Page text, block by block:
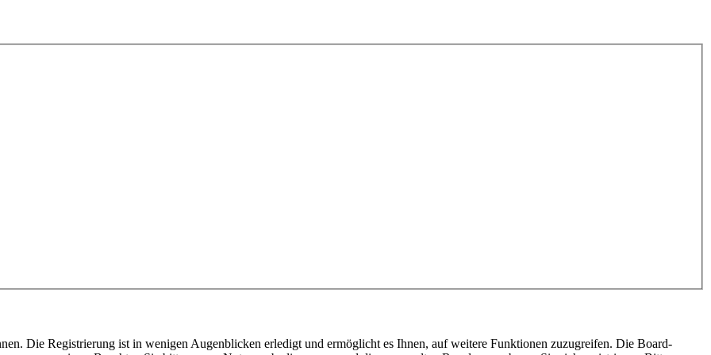
Die Registrierung ist in wenigen Augenblicken erledigt und ermöglicht es Ihnen, auf weitere Funktionen zuzugreifen. Die Board-